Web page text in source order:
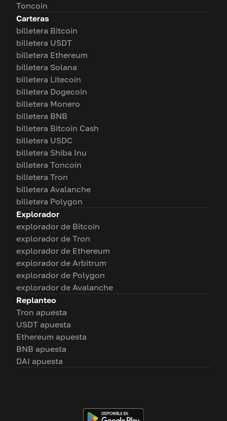
Toncoin
Carteras
billetera Bitcoin
billetera USDT
billetera Ethereum
billetera Solana
billetera Litecoin
billetera Dogecoin
billetera Monero
billetera BNB
billetera Bitcoin Cash
billetera USDC
billetera Shiba Inu
billetera Toncoin
billetera Tron
billetera Avalanche
billetera Polygon
Explorador
explorador de Bitcoin
explorador de Tron
explorador de Ethereum
explorador de Arbitrum
explorador de Polygon
explorador de Avalanche
Replanteo
Tron apuesta
USDT apuesta
Ethereum apuesta
BNB apuesta
DAI apuesta